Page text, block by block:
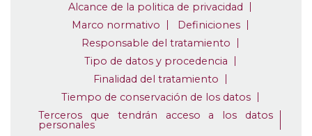
Alcance de la politica de privacidad
Marco normativo
Definiciones
Responsable del tratamiento
Tipo de datos y procedencia
Finalidad del tratamiento
Tiempo de conservación de los datos
Terceros que tendrán acceso a los datos
personales